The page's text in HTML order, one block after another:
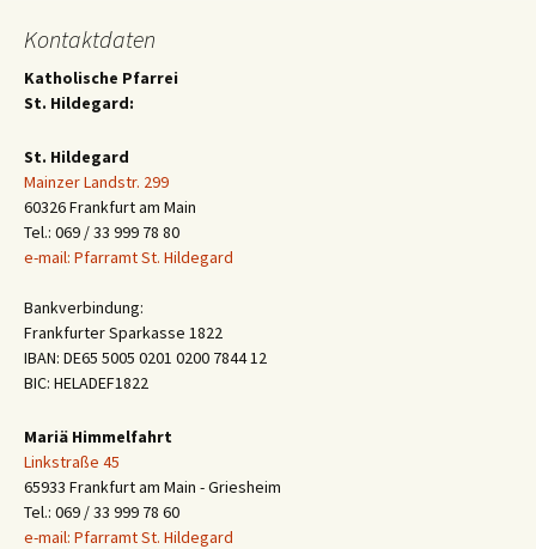
Kontaktdaten
Katholische Pfarrei
St. Hildegard:
St. Hildegard
Mainzer Landstr. 299
60326 Frankfurt am Main
Tel.: 069 / 33 999 78 80
e-mail: Pfarramt St. Hildegard
Bankverbindung:
Frankfurter Sparkasse 1822
IBAN: DE65 5005 0201 0200 7844 12
BIC: HELADEF1822
Mariä Himmelfahrt
Linkstraße 45
65933 Frankfurt am Main - Griesheim
Tel.: 069 / 33 999 78 60
e-mail: Pfarramt St. Hildegard